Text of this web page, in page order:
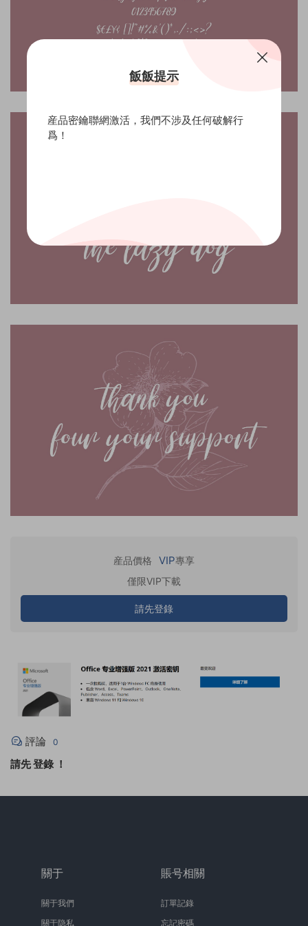
産品價格 VIP專享
僅限VIP下載
請先登錄
評論 0
請先登錄 ！
關于
關于我們
關于隐私
賬号相關
訂單記錄
忘記密碼
飯飯提示
産品密鑰聯網激活，我們不涉及任何破解行
爲！